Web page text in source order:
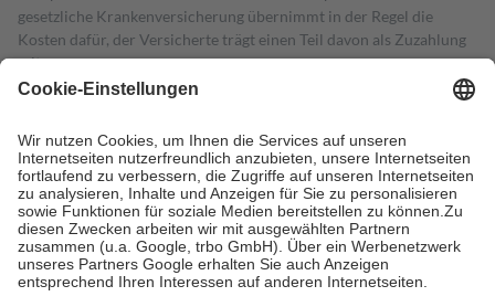
gesetzliche Krankenversicherung übernimmt in der Regel die
Kosten dafür, der Versicherte trägt einen Teil davon als Zuzahlung
mit.
Grundsätzlich leisten Mitglieder Zuzahlungen in Höhe von zehn
höchstens zehn Euro.
Es sind jedoch nie mehr als die tatsächlichen
Kosten der Leistung zu entrichten.
Diese Regeln gelten grundsätzlich auch für Online-Apotheken.
Bei Heilmitteln und häuslicher Krankenpflege beträgt die
Zuzahlung zehn Prozent der Kosten sowie zehn Euro je
Verordnung.
Um das Engagement der Versicherten für ihre eigene Gesundheit zu
stärken und die besondere Stellung der Familie zu unterstützen,